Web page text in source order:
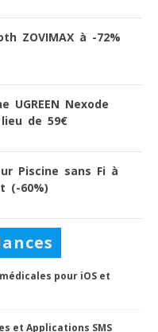
ZOVIMAX à -72%
UGREEN Nexode
de 59€
Piscine sans Fi à
(-60%)
pour iOS et
et Applications SMS